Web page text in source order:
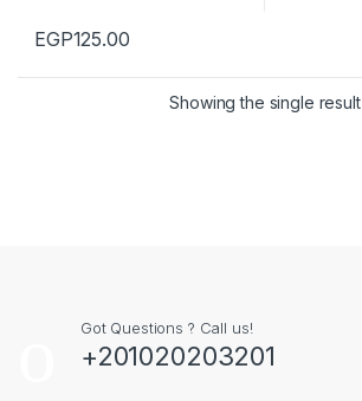
EGP125.00
Showing the single result
Got Questions ? Call us!
+201020203201